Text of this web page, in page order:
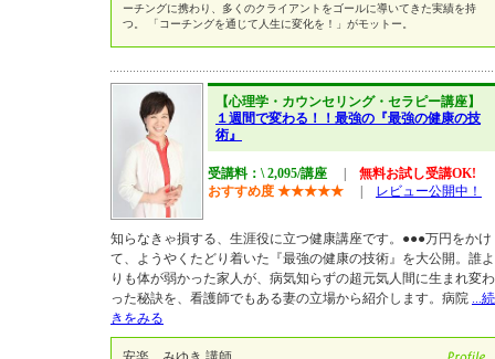
ーチングに携わり、多くのクライアントをゴールに導いてきた実績を持
つ。 「コーチングを通じて人生に変化を！」がモットー。
【心理学・カウンセリング・セラピー講座】
１週間で変わる！！最強の『最強の健康の技
術』
受講料：\ 2,095/講座
無料お試し受講OK!
おすすめ度 ★★★★★ レビュー公開中！
知らなきゃ損する、生涯役に立つ健康講座です。●●●万円をかけ
て、ようやくたどり着いた『最強の健康の技術』を大公開。誰よ
りも体が弱かった家人が、病気知らずの超元気人間に生まれ変わ
った秘訣を、看護師でもある妻の立場から紹介します。病院 ...続
きをみる